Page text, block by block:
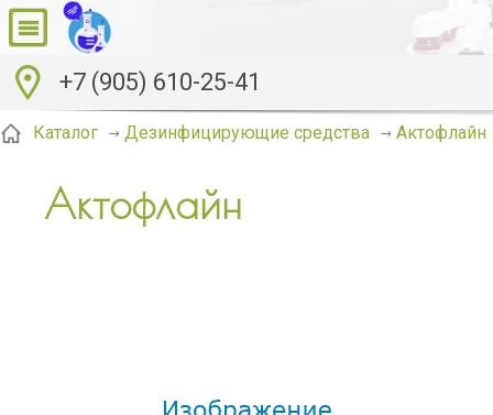
+7 (905) 610-25-41
Каталог Дезинфицирующие средства Актофлайн
Актофлайн